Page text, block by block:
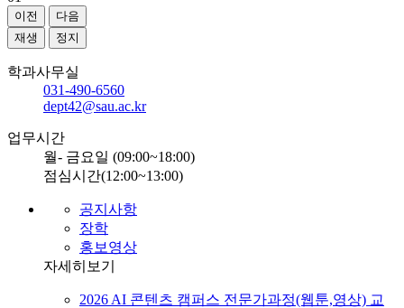
이전
다음
재생
정지
학과사무실
031-490-6560
dept42@sau.ac.kr
업무시간
월- 금요일 (09:00~18:00)
점심시간(12:00~13:00)
공지사항
장학
홍보영상
자세히보기
2026 AI 콘텐츠 캠퍼스 전문가과정(웹툰,영상) 교